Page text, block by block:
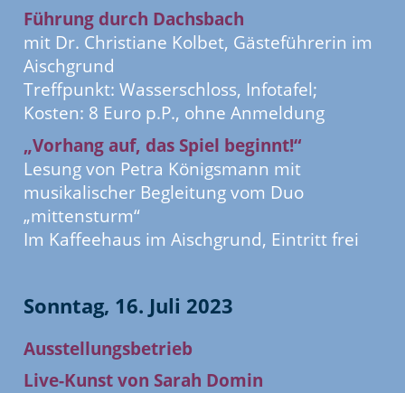
Führung durch Dachsbach
mit Dr. Christiane Kolbet, Gästeführerin im
Aischgrund
Treffpunkt: Wasserschloss, Infotafel;
Kosten: 8 Euro p.P., ohne Anmeldung
„Vorhang auf, das Spiel beginnt!“
Lesung von Petra Königsmann mit
musikalischer Begleitung vom Duo
„mittensturm“
Im Kaffeehaus im Aischgrund, Eintritt frei
Sonntag, 16. Juli 2023
Ausstellungsbetrieb
Live-Kunst von Sarah Domin